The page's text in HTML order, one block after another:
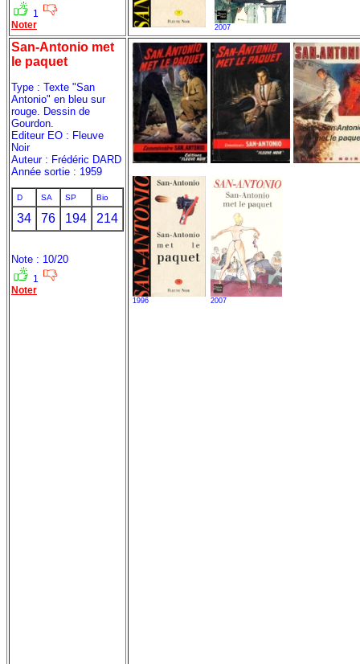
1
Noter
2007
San-Antonio met
le paquet
Type : Texte "San
Antonio" en bleu sur
rouge. Dessin de
Gourdon.
Editeur EO : Fleuve
Noir
Auteur : Frédéric DARD
Année sortie : 1959
D SA SP Bio
34 76 194 214
Note : 10/20
1
Noter
1996 2007